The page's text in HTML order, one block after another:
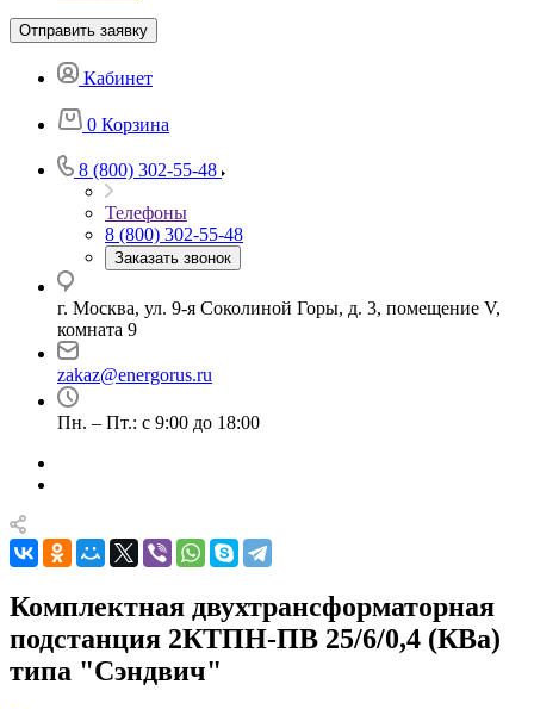
Отправить заявку
Кабинет
0 Корзина
8 (800) 302-55-48
Телефоны
8 (800) 302-55-48
Заказать звонок
г. Москва, ул. 9-я Соколиной Горы, д. 3, помещение V,
комната 9
zakaz@energorus.ru
Пн. – Пт.: с 9:00 до 18:00
Комплектная двухтрансформаторная
подстанция 2КТПН-ПВ 25/6/0,4 (КВа)
типа "Сэндвич"